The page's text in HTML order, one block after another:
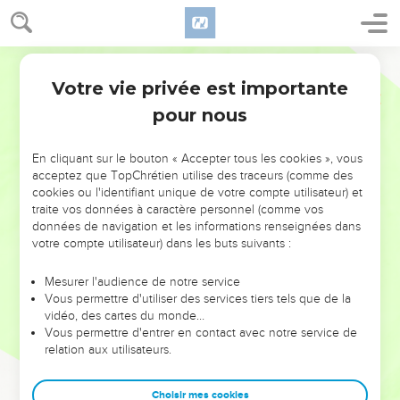
NE MANQUEZ PAS L’ÉVÉNEMENT
DE L’ANNÉE !
ET SI LEURS ERREURS POUVAIENT VOUS ÉVITER LES
VOTRES ?
leur foi ou leur vision. Mais on voit moins les doutes, les erreurs
et les saisons difficiles qu'ils ont traversés, alors même que ce
sont elles qui les ont façonnés.
Dans cette conférence, leaders, entrepreneurs, et responsables
clés pour avancer avec plus de sagesse afin que leurs erreurs
Votre vie privée est importante
pour nous
En cliquant sur le bouton « Accepter tous les cookies », vous
acceptez que TopChrétien utilise des traceurs (comme des
cookies ou l'identifiant unique de votre compte utilisateur) et
traite vos données à caractère personnel (comme vos
données de navigation et les informations renseignées dans
votre compte utilisateur) dans les buts suivants :
Mesurer l'audience de notre service
Vous permettre d'utiliser des services tiers tels que de la
vidéo, des cartes du monde…
Vous permettre d'entrer en contact avec notre service de
relation aux utilisateurs.
Choisir mes cookies